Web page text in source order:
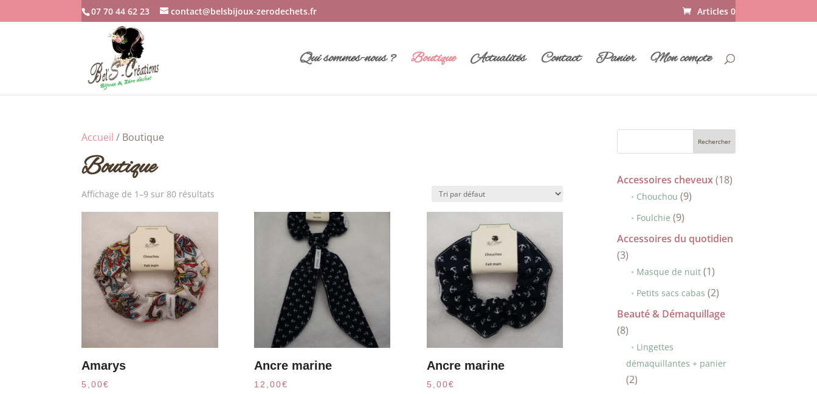
07 70 44 62 23 contact@belsbijoux-zerodechets.fr Articles 0
Qui sommes-nous ? Boutique Actualités Contact Panier Mon compte
Accueil / Boutique
Boutique
Affichage de 1–9 sur 80 résultats
Amarys
5,00€
Ancre marine
12,00€
Ancre marine
5,00€
Accessoires cheveux 1818
Chouchou 99
Foulchie 99
produits
Accessoires du quotidien
33
produits
Masque de nuit 11
produit
Petits sacs cabas 22
Beauté & Démaquillage
88
produits
Lingettes
démaquillantes + panier
22